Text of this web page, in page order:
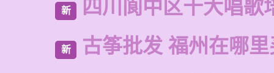
新 四川阆中区十大唱歌
新 古筝批发 福州在哪